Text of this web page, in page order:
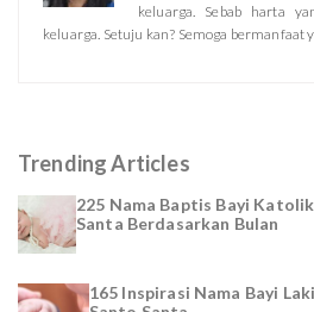
keluarga. Sebab harta
keluarga. Setuju kan? Semoga bermanfaat
Trending Articles
225 Nama Baptis Bayi
Santa Berdasarkan Bulan
165 Inspirasi Nama Bayi